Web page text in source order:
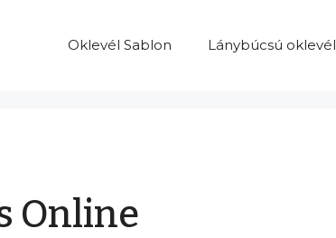
Oklevél Sablon Lánybúcsú oklevél
Online